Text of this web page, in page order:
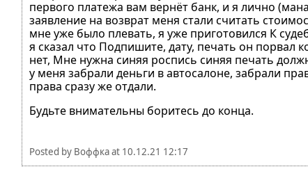
первого платежа вам вернёт банк, и я лично
заявление на возврат меня стали считать
мне уже было плевать, я уже приготовился К
я сказал что Подпишите, дату, печать он порвал
нет, Мне нужна синяя роспись синяя печать
у меня забрали деньги в автосалоне, забрали
права сразу же отдали.
Будьте внимательны боритесь до конца.
Posted by Воффкаat 10.12.21 12:17